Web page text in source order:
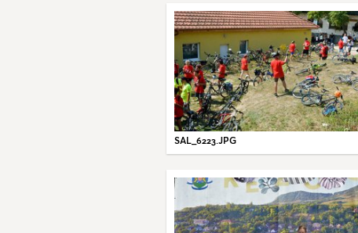
SAL_6223.JPG